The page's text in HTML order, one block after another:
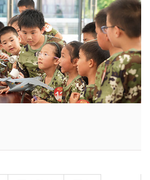
国防教育进校园活动